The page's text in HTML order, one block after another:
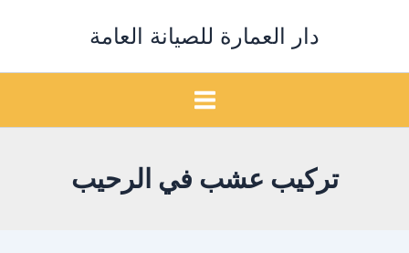
دار العمارة للصيانة العامة
تركيب عشب في الرحيب